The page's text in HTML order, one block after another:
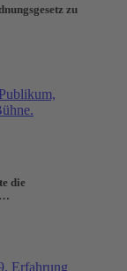
zu
die
…